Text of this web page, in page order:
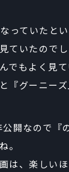
なっていたと
ていたのでし
でもよく見て
『グーニーズ
公開なので『
。
は、楽しい